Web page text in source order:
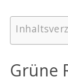
Grüne